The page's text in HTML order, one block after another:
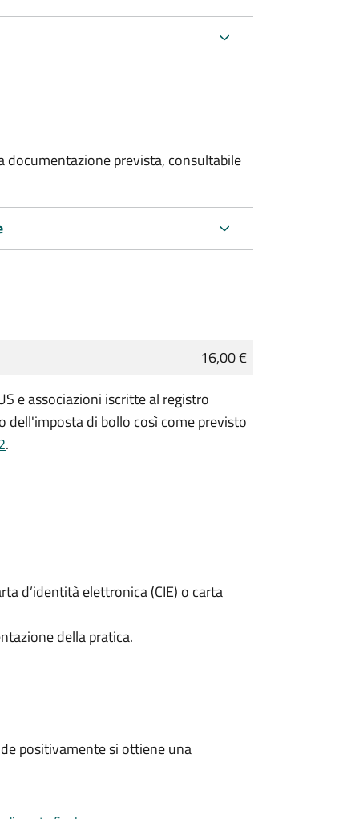
prevista, consultabile
16,00 €
e associazioni iscritte al registro
dell'imposta di bollo così come previsto
.
d’identità elettronica (CIE) o carta
della pratica.
positivamente si ottiene una